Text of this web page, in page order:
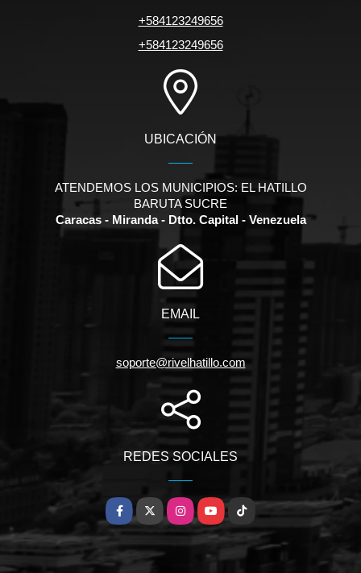
+584123249656
+584123249656
UBICACIÓN
ATENDEMOS LOS MUNICIPIOS: EL HATILLO
BARUTA SUCRE
Caracas - Miranda - Dtto. Capital - Venezuela
EMAIL
soporte@rivelhatillo.com
REDES SOCIALES
Facebook
X InstagramYouTubeTikTok